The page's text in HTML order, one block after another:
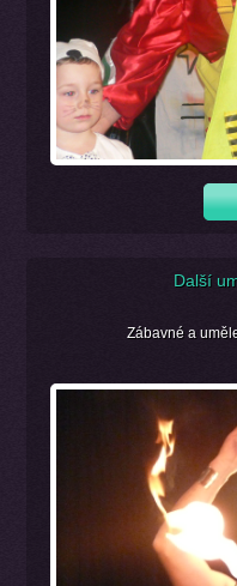
Další
Zábavné a